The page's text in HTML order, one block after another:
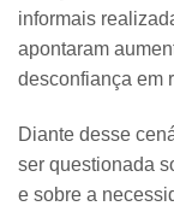
informais
apontaram
desconfiança em
Diante desse
ser questionada
e sobre a